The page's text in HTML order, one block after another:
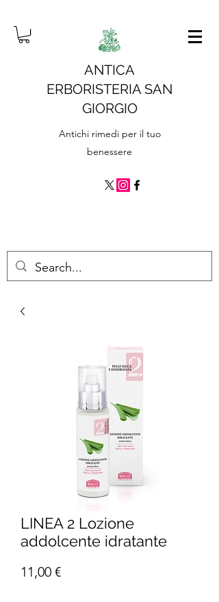
ANTICA
ERBORISTERIA SAN
GIORGIO
Antichi rimedi per il tuo
benessere
LINEA 2 Lozione
addolcente idratante
11,00 €Prezzo